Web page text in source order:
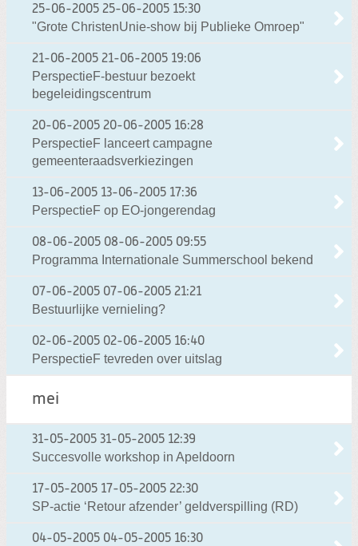
25-06-2005 25-06-2005 15:30
"Grote ChristenUnie-show bij Publieke Omroep"
21-06-2005 21-06-2005 19:06
PerspectieF-bestuur bezoekt
begeleidingscentrum
20-06-2005 20-06-2005 16:28
PerspectieF lanceert campagne
gemeenteraadsverkiezingen
13-06-2005 13-06-2005 17:36
PerspectieF op EO-jongerendag
08-06-2005 08-06-2005 09:55
Programma Internationale Summerschool bekend
07-06-2005 07-06-2005 21:21
Bestuurlijke vernieling?
02-06-2005 02-06-2005 16:40
PerspectieF tevreden over uitslag
mei
31-05-2005 31-05-2005 12:39
Succesvolle workshop in Apeldoorn
17-05-2005 17-05-2005 22:30
SP-actie ‘Retour afzender’ geldverspilling (RD)
04-05-2005 04-05-2005 16:30